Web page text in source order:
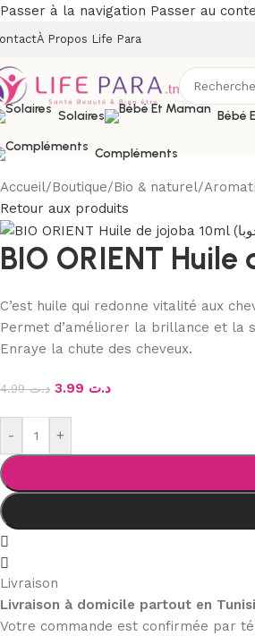
Passer à la navigation Passer au
À Propos Life Para
Solaires
Bébé
Compléments
Accueil/Boutique/Bio & naturel/
Retour aux produits
C’est huile qui redonne vitalité aux
Permet d’améliorer la brillance et la
Enraye la chute des cheveux.
د.ت4.99 د.ت
- +
Livraison
Livraison à domicile partout en
Votre commande est confirmée par